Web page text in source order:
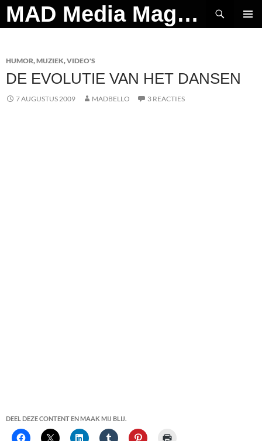
Ga
naar
MAD Media Magazine
Zoeken
HUMOR,MUZIEK,VIDEO'S
DE EVOLUTIE VAN HET DANSEN
7 AUGUSTUS 2009 MADBELLO 3 REACTIES
DEEL DEZE CONTENT EN MAAK MIJ BLIJ.